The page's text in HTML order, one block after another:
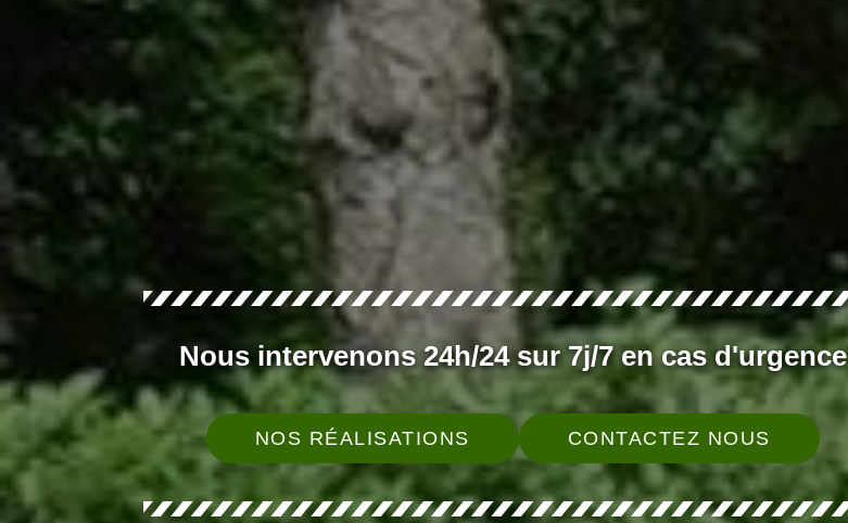
Nous intervenons 24h/24 sur 7j/7 en cas d'urgence
NOS RÉALISATIONS CONTACTEZ NOUS